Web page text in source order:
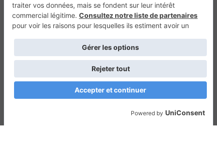
Génération Electrique Génération Sans Permis VTTAE.fr FullAttack
Retour en haut
Depuis 2010 - Un magazine duGroupe CPPRESSE